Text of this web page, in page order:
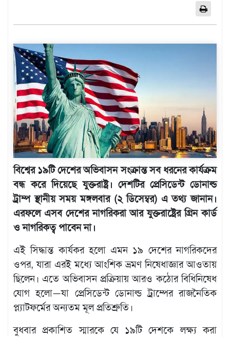
ইউরোপ
উত্তর
আমেরিকা
দক্ষিণ
আমেরিকা
ওশেনিয়া
এন্টারটিকা
বিনোদন
ভিডিও
অন্যান্য
তথ্য
প্রযুক্তি
মতামত
শিল্প
সাহিত্য
আইন
আদালত
অর্থনীতি
স্বাস্থ্য
পর্যটন
বিশ্বের ১৯টি দেশের অভিবাসন সংক্রান্ত সব ধরনের কার্যক্রম
বন্ধ করে দিয়েছে যুক্তরাষ্ট্র। দেশটির প্রেসিডেন্ট ডোনাল্ড
ট্রাম্প স্থানীয় সময় মঙ্গলবার (২ ডিসেম্বর) এ তথ্য জানান।
এরফলে এসব দেশের নাগরিকরা আর যুক্তরাষ্ট্রের গ্রিন কার্ড
ও নাগরিকত্ব পাবেন না।
এই সিদ্ধান্ত কার্যকর হলো এমন ১৯ দেশের নাগরিকদের
ওপর, যারা এরই মধ্যে আংশিক ভ্রমণ নিষেধাজ্ঞার আওতায়
ছিলেন। এতে অভিবাসন প্রক্রিয়ায় আরও কঠোর বিধিনিষেধ
যোগ হলো—যা প্রেসিডেন্ট ডোনাল্ড ট্রাম্পের রাজনৈতিক
প্ল্যাটফর্মের অন্যতম মূল প্রতিশ্রুতি।
বুধবার প্রকাশিত স্মারকে যে ১৯টি দেশকে লক্ষ্য করা